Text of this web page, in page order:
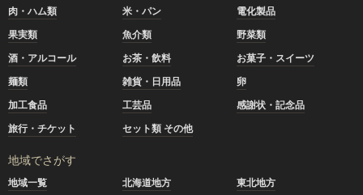
肉・ハム類 米・パン
電化製品
果実類
魚介類
野菜類
酒・アルコール
お茶・飲料
お菓子・スイーツ
麺類
雑貨・日用品
卵
加工食品
工芸品
感謝状・記念品
旅行・チケット
セット類 その他
地域でさがす
地域一覧 北海道地方
東北地方